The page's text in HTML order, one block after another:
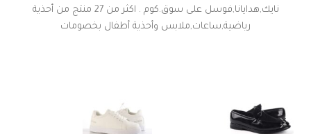
نايك,هدايانا,فوسل على سوق.كوم . اكثر من 27 منتج من أحذية
رياضية,ساعات,ملابس وأحذية أطفال بخصومات